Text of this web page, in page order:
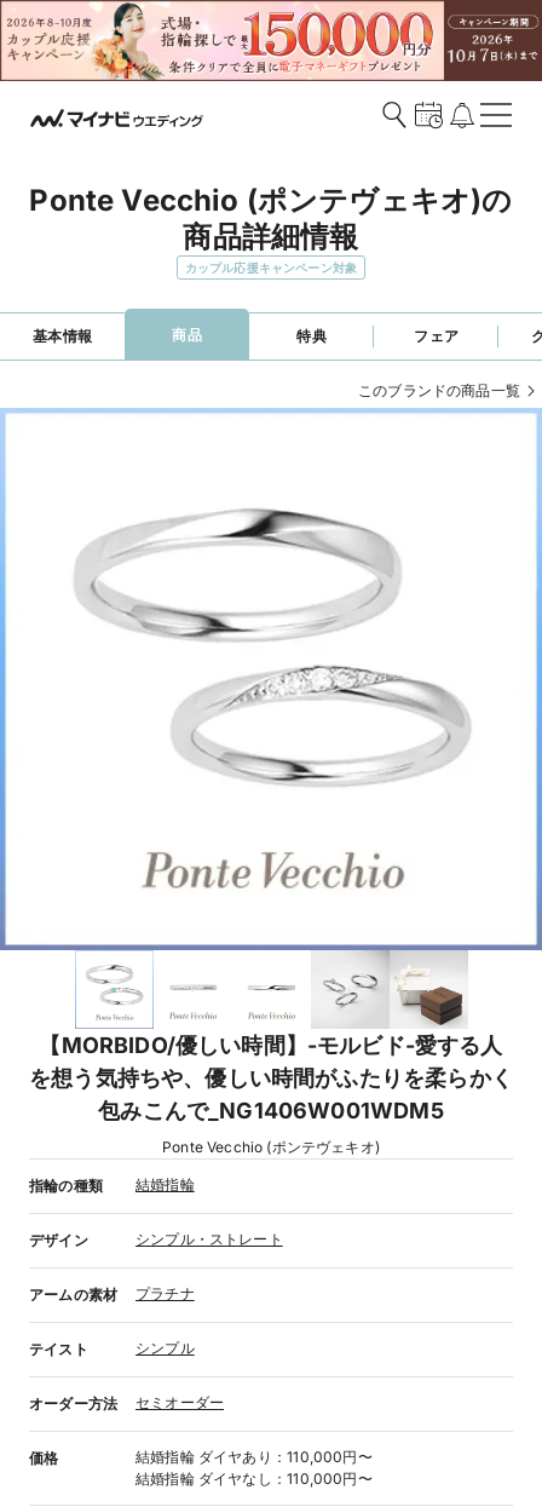
Ponte Vecchio (ポンテヴェキオ)の
商品詳細情報
カップル応援キャンペーン対象
基本情報 商品 特典 フェア
このブランドの商品一覧
【MORBIDO/優しい時間】-モルビド-愛する人
を想う気持ちや、優しい時間がふたりを柔らかく
包みこんで_NG1406W001WDM5
Ponte Vecchio (ポンテヴェキオ)
指輪の種類 結婚指輪
デザイン シンプル・ストレート
アームの素材 プラチナ
テイスト シンプル
オーダー方法 セミオーダー
価格 結婚指輪 ダイヤあり ：110,000円〜
結婚指輪 ダイヤなし ：110,000円〜